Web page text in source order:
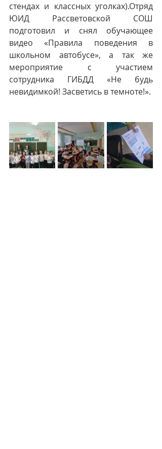
стендах и классных уголках).Отряд
ЮИД Рассветовской СОШ
подготовил и снял обучающее
видео «Правила поведения в
школьном автобусе», а так же
мероприятие с участием
сотрудника ГИБДД «Не будь
невидимкой! Засветись в темноте!».